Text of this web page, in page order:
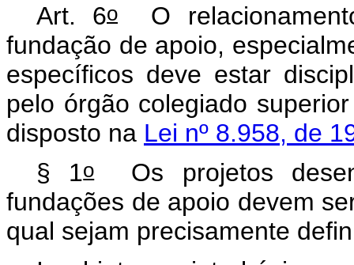
Art. 6o
O
fundação de apoio,
específicos deve estar
pelo órgão colegiado
disposto na Lei nº 8.958, de
§ 1oOs projetos
fundações de apoio devem
qual sejam precisamente